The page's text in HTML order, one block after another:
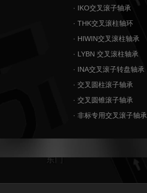
· IKO交叉滚子轴承
· THK交叉滚柱轴环
· HIWIN交叉滚柱轴承
· LYBN 交叉滚柱轴承
· INA交叉滚子转盘轴承
· 交叉圆柱滚子轴承
· 交叉圆锥滚子轴承
· 非标专用交叉滚子轴承